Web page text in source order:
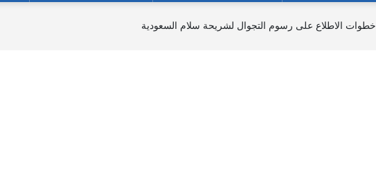
خطوات الاطلاع على رسوم التجوال لشريحة سلام السعودية